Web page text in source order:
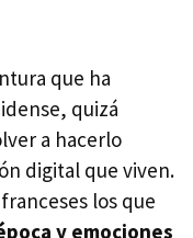
que ha
quizá
a hacerlo
digital que viven.
los que
y emociones